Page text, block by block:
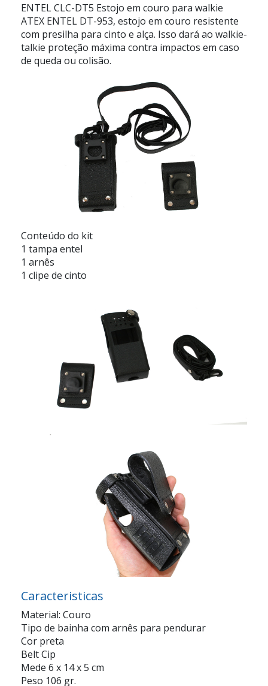
ENTEL CLC-DT5 Estojo em couro para walkie
ATEX ENTEL DT-953, estojo em couro resistente
com presilha para cinto e alça. Isso dará ao walkie-
talkie proteção máxima contra impactos em caso
de queda ou colisão.
Conteúdo do kit
1 tampa entel
1 arnês
1 clipe de cinto
Caracteristicas
Material: Couro
Tipo de bainha com arnês para pendurar
Cor preta
Belt Cip
Mede 6 x 14 x 5 cm
Peso 106 gr.